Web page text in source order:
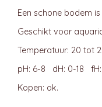
Een schone bodem
Geschikt voor
Temperatuur: 20 tot
pH: 6-8 dH: 0-18
Kopen: ok.